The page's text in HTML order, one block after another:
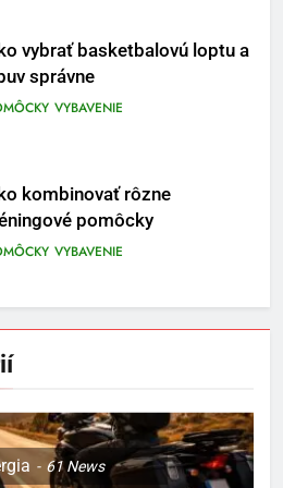
vybrať basketbalovú loptu a
správne
VYBAVENIE
kombinovať rôzne
pomôcky
VYBAVENIE
na cvičenie brucha
doplnky pre
61News